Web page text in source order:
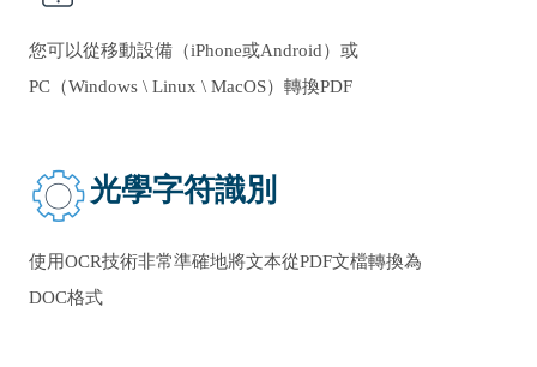
您可以從移動設備（iPhone或Android）或
PC（Windows \ Linux \ MacOS）轉換PDF
光學字符識別
使用OCR技術非常準確地將文本從PDF文檔轉換為
DOC格式